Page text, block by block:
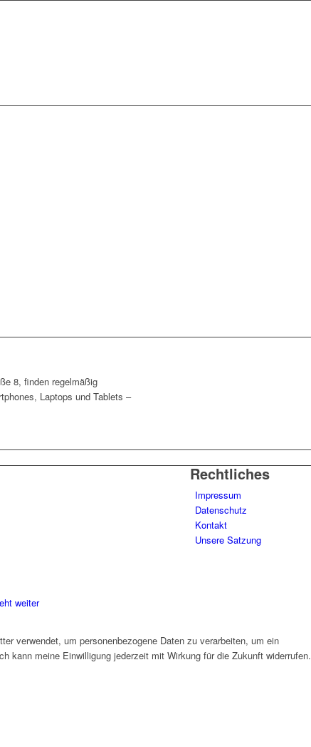
8, finden regelmäßig
Laptops und Tablets –
Rechtliches
Impressum
Datenschutz
Kontakt
Unsere Satzung
weiter
verwendet, um personenbezogene Daten zu verarbeiten, um ein
kann meine Einwilligung jederzeit mit Wirkung für die Zukunft widerrufen.